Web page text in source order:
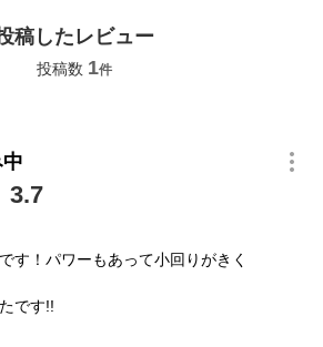
稿したレビュー
投稿数 1件
3.7
す！パワーもあって小回りがきく
です!!